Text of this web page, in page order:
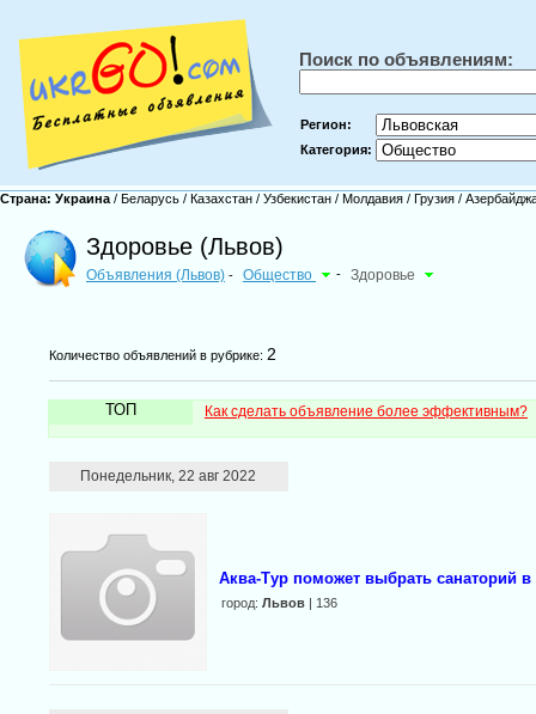
Поиск по объявлениям:
Регион:
Категория:
Страна: Украина / Беларусь / Казахстан / Узбекистан / Молдавия / Грузия /
Здоровье (Львов)
Объявления (Львов) - Общество - Здоровье
Количество объявлений в рубрике: 2
ТОП Как сделать объявление более эффективным?
Понедельник, 22 авг 2022
Аква-Тур поможет выбрать санаторий в
город: Львов| 136